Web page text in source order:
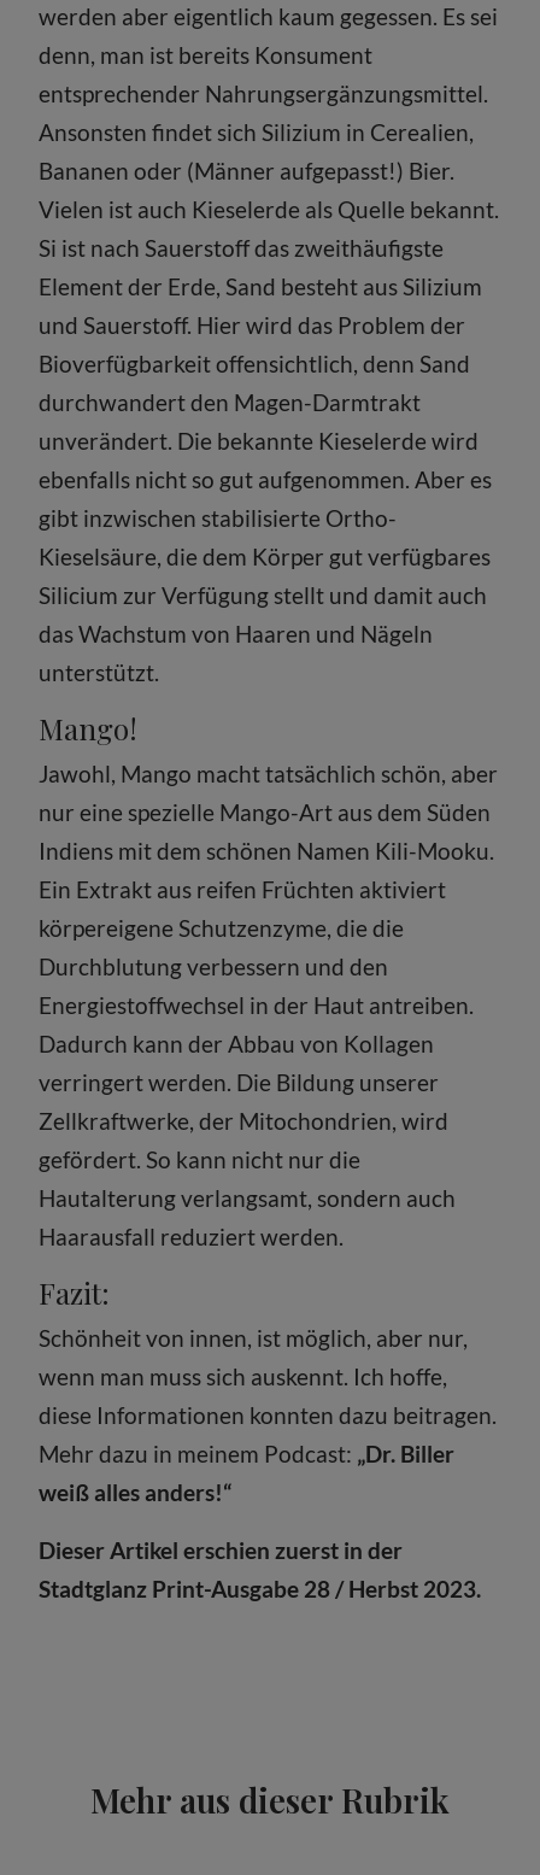
werden aber eigentlich kaum gegessen. Es sei
denn, man ist bereits Konsument
entsprechender Nahrungsergänzungsmittel.
Ansonsten findet sich Silizium in Cerealien,
Bananen oder (Männer aufgepasst!) Bier.
Vielen ist auch Kieselerde als Quelle bekannt.
Si ist nach Sauerstoff das zweithäufigste
Element der Erde, Sand besteht aus Silizium
und Sauerstoff. Hier wird das Problem der
Bioverfügbarkeit offensichtlich, denn Sand
durchwandert den Magen-Darmtrakt
unverändert. Die bekannte Kieselerde wird
ebenfalls nicht so gut aufgenommen. Aber es
gibt inzwischen stabilisierte Ortho-
Kieselsäure, die dem Körper gut verfügbares
Silicium zur Verfügung stellt und damit auch
das Wachstum von Haaren und Nägeln
unterstützt.
Mango!
Jawohl, Mango macht tatsächlich schön, aber
nur eine spezielle Mango-Art aus dem Süden
Indiens mit dem schönen Namen Kili-Mooku.
Ein Extrakt aus reifen Früchten aktiviert
körpereigene Schutzenzyme, die die
Durchblutung verbessern und den
Energiestoffwechsel in der Haut antreiben.
Dadurch kann der Abbau von Kollagen
verringert werden. Die Bildung unserer
Zellkraftwerke, der Mitochondrien, wird
gefördert. So kann nicht nur die
Hautalterung verlangsamt, sondern auch
Haarausfall reduziert werden.
Fazit:
Schönheit von innen, ist möglich, aber nur,
wenn man muss sich auskennt. Ich hoffe,
diese Informationen konnten dazu beitragen.
Mehr dazu in meinem Podcast: „Dr. Biller
weiß alles anders!“
Dieser Artikel erschien zuerst in der
Stadtglanz Print-Ausgabe 28 / Herbst 2023.
Mehr aus dieser Rubrik